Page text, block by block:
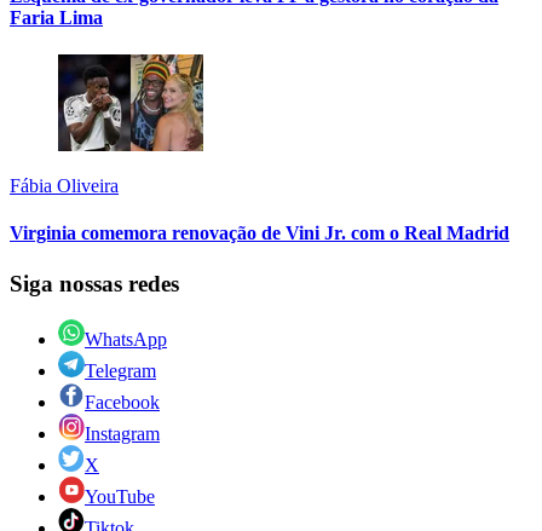
Faria Lima
Fábia Oliveira
Virginia comemora renovação de Vini Jr. com o Real Madrid
Siga nossas redes
WhatsApp
Telegram
Facebook
Instagram
X
YouTube